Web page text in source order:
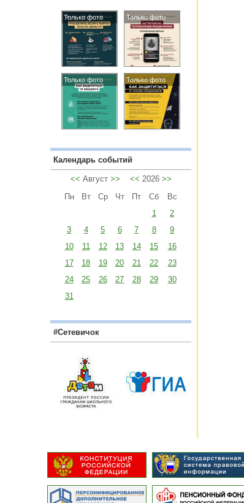
Только фото Только фото
Только фото Только фото
Календарь событий
<< Август >> << 2026 >>
Пн
Вт Ср Чт Пт Сб
Вс
1
2
3
4 5 6 7 8
9
10
11 12 13 14 15
16
17
18 19 20 21 22
23
24
25 26 27 28 29
30
31
#Сетевичок